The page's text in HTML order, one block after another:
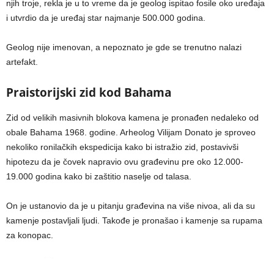
njih troje, rekla je u to vreme da je geolog ispitao fosile oko uređaja
i utvrdio da je uređaj star najmanje 500.000 godina.
Geolog nije imenovan, a nepoznato je gde se trenutno nalazi
artefakt.
Praistorijski zid kod Bahama
Zid od velikih masivnih blokova kamena je pronađen nedaleko od
obale Bahama 1968. godine. Arheolog Vilijam Donato je sproveo
nekoliko ronilačkih ekspedicija kako bi istražio zid, postavivši
hipotezu da je čovek napravio ovu građevinu pre oko 12.000-
19.000 godina kako bi zaštitio naselje od talasa.
On je ustanovio da je u pitanju građevina na više nivoa, ali da su
kamenje postavljali ljudi. Takođe je pronašao i kamenje sa rupama
za konopac.